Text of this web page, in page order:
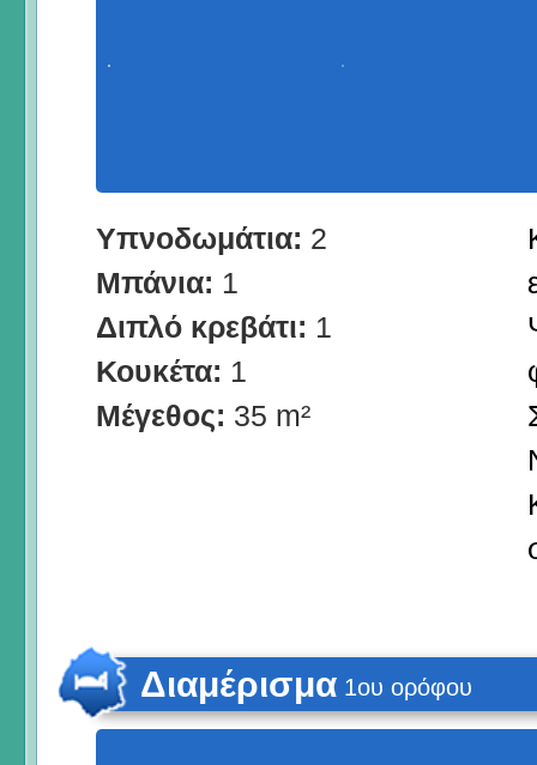
Υπνοδωμάτια: 2
Μπάνια: 1
Διπλό κρεβάτι: 1
Κουκέτα: 1
Μέγεθος: 35 m²
Διαμέρισμα 1ου ορόφου